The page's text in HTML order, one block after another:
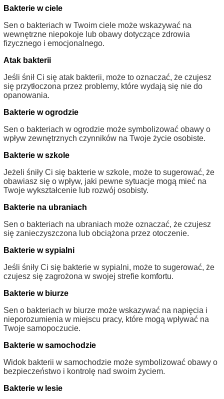
Bakterie w ciele
Sen o bakteriach w Twoim ciele może wskazywać na
wewnętrzne niepokoje lub obawy dotyczące zdrowia
fizycznego i emocjonalnego.
Atak bakterii
Jeśli śnił Ci się atak bakterii, może to oznaczać, że czujesz
się przytłoczona przez problemy, które wydają się nie do
opanowania.
Bakterie w ogrodzie
Sen o bakteriach w ogrodzie może symbolizować obawy o
wpływ zewnętrznych czynników na Twoje życie osobiste.
Bakterie w szkole
Jeżeli śniły Ci się bakterie w szkole, może to sugerować, że
obawiasz się o wpływ, jaki pewne sytuacje mogą mieć na
Twoje wykształcenie lub rozwój osobisty.
Bakterie na ubraniach
Sen o bakteriach na ubraniach może oznaczać, że czujesz
się zanieczyszczona lub obciążona przez otoczenie.
Bakterie w sypialni
Jeśli śniły Ci się bakterie w sypialni, może to sugerować, że
czujesz się zagrożona w swojej strefie komfortu.
Bakterie w biurze
Sen o bakteriach w biurze może wskazywać na napięcia i
nieporozumienia w miejscu pracy, które mogą wpływać na
Twoje samopoczucie.
Bakterie w samochodzie
Widok bakterii w samochodzie może symbolizować obawy o
bezpieczeństwo i kontrolę nad swoim życiem.
Bakterie w lesie